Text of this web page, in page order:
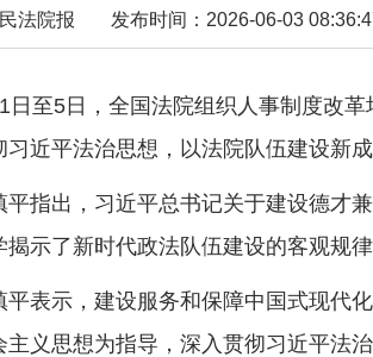
法院报 发布时间：2026-06-03
日至5日，全国法院组织人事制度改
习近平法治思想，以法院队伍建设新
出，习近平总书记关于建设德才兼
揭示了新时代政法队伍建设的客观规
示，建设服务和保障中国式现代化
主义思想为指导，深入贯彻习近平法